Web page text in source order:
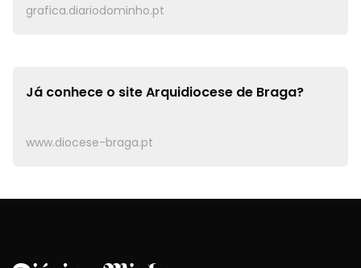
grafica.diariodominho.pt
Já conhece o siteArquidiocese de Braga?
www.diocese-braga.pt